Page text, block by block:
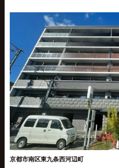
京都市南区東九条西河辺町